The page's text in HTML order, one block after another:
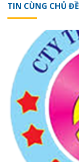
TIN CÙNG CHỦ ĐỀ